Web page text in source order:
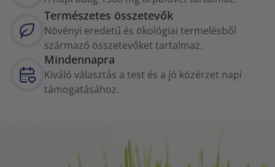
Természetes összetevők
Növényi eredetű és ökológiai termelésből
származó összetevőket tartalmaz.
Mindennapra
Kiváló választás a test és a jó közérzet napi
támogatásához.